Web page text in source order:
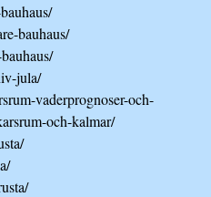
bauhaus/
jula/
vaderprognoser-och-
och-kalmar/